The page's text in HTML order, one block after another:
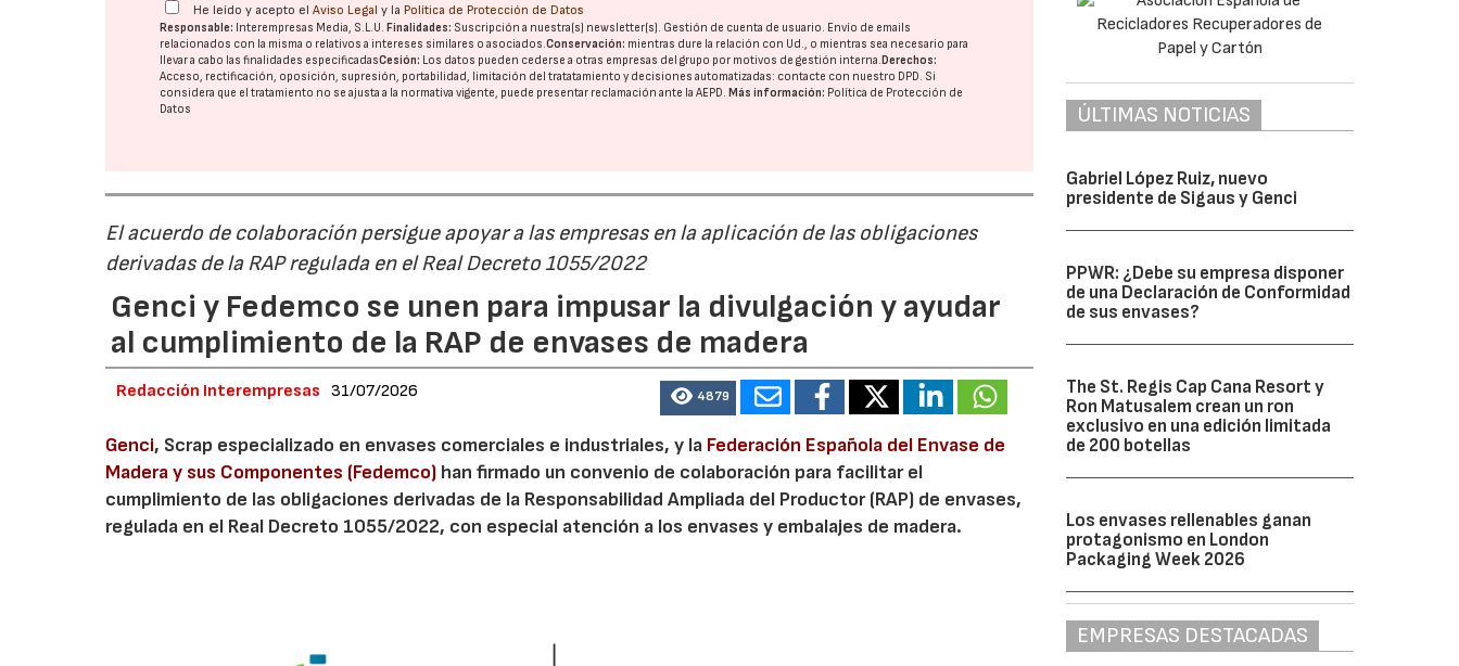
He leído y acepto elAviso Legal y la Política de Protección de Datos
Responsable: Interempresas Media, S.L.U.Finalidades: Suscripción a nuestra(s) newsletter(s). Gestión de cuenta de usuario. Envío de emails
relacionados con la misma o relativos a intereses similares o asociados.Conservación: mientras dure la relación con Ud., o mientras sea necesario para
llevar a cabo las finalidades especificadasCesión: Los datos pueden cederse a otras empresas del grupo por motivos de gestión interna.Derechos:
Acceso, rectificación, oposición, supresión, portabilidad, limitación del tratatamiento y decisiones automatizadas: contacte con nuestro DPD. Si
considera que el tratamiento no se ajusta a la normativa vigente, puede presentar reclamación ante laAEPD.Más información: Política de Protección de
Datos
El acuerdo de colaboración persigue apoyar a las empresas en la aplicación de las obligaciones
derivadas de la RAP regulada en el Real Decreto 1055/2022
Genci y Fedemco se unen para impusar la divulgación y ayudar
al cumplimiento de la RAP de envases de madera
Redacción Interempresas 31/07/2026 4879
Genci, Scrap especializado en envases comerciales e industriales, y la Federación Española del Envase de
Madera y sus Componentes (Fedemco) han firmado un convenio de colaboración para facilitar el
cumplimiento de las obligaciones derivadas de la Responsabilidad Ampliada del Productor (RAP) de envases,
regulada en el Real Decreto 1055/2022, con especial atención a los envases y embalajes de madera.
ÚLTIMAS NOTICIAS
Gabriel López Ruiz, nuevo
presidente de Sigaus y Genci
PPWR: ¿Debe su empresa disponer
de una Declaración de Conformidad
de sus envases?
The St. Regis Cap Cana Resort y
Ron Matusalem crean un ron
exclusivo en una edición limitada
de 200 botellas
Los envases rellenables ganan
protagonismo en London
Packaging Week 2026
EMPRESAS DESTACADAS